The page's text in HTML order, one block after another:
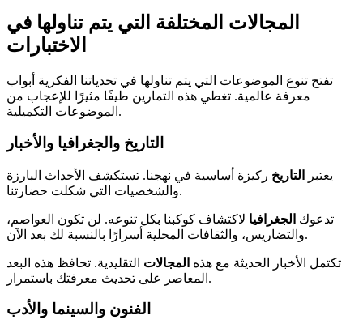
المجالات المختلفة التي يتم تناولها في
الاختبارات
تفتح تنوع الموضوعات التي يتم تناولها في تحدياتنا الفكرية أبواب
معرفة عالمية. تغطي هذه التمارين طيفًا مثيرًا للإعجاب من
الموضوعات التكميلية.
التاريخ والجغرافيا والأخبار
يعتبر التاريخ ركيزة أساسية في نهجنا. تستكشف الأحداث البارزة
والشخصيات التي شكلت حضارتنا.
تدعوك الجغرافيا لاكتشاف كوكبنا بكل تنوعه. لن تكون العواصم،
والتضاريس، والثقافات المحلية أسرارًا بالنسبة لك بعد الآن.
تكتمل الأخبار الحديثة مع هذه المجالات التقليدية. تحافظ هذه البعد
المعاصر على تحديث معرفتك باستمرار.
الفنون والسينما والأدب